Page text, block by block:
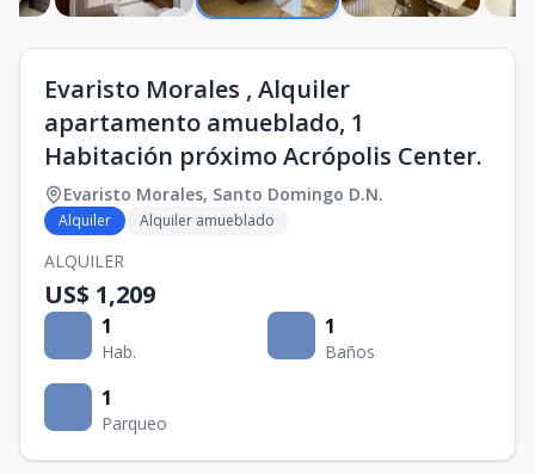
Evaristo Morales , Alquiler
apartamento amueblado, 1
Habitación próximo Acrópolis Center.
Evaristo Morales, Santo Domingo D.N.
Alquiler Alquiler amueblado
ALQUILER
US$ 1,209
1
Hab.
1
Baños
1
Parqueo